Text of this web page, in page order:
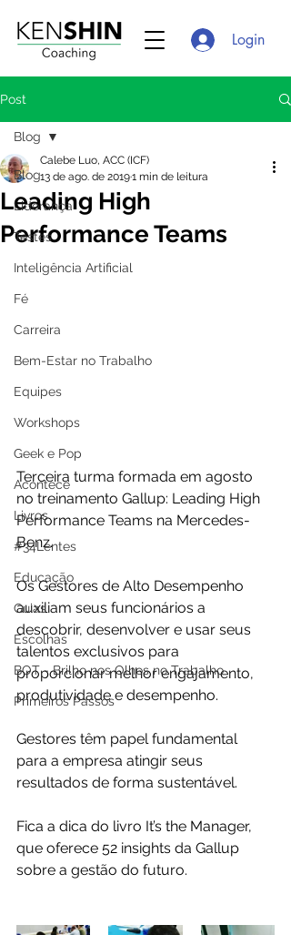
Login
Post
Blog
Liderança
Testes
Inteligência Artificial
Fé
Carreira
Bem-Estar no Trabalho
Equipes
Workshops
Geek e Pop
Acontece
Livros
#34Lentes
Educação
Guias
Escolhas
BOT - Brilho nos Olhos no Trabalho
Primeiros Passos
Blog
Leading High
Performance Teams
Calebe Luo, ACC (ICF)
13 de ago. de 20191 min de leitura
Terceira turma formada em agosto
no treinamento Gallup: Leading High
Performance Teams na Mercedes-
Benz.
Os Gestores de Alto Desempenho
auxiliam seus funcionários a
descobrir, desenvolver e usar seus
talentos exclusivos para
proporcionar melhor engajamento,
produtividade e desempenho.
Gestores têm papel fundamental
para a empresa atingir seus
resultados de forma sustentável.
Fica a dica do livro It’s the Manager,
que oferece 52 insights da Gallup
sobre a gestão do futuro.